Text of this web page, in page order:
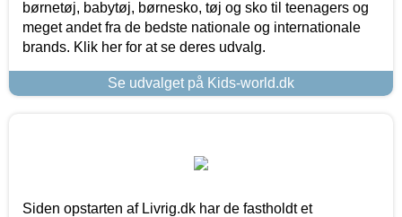
børnetøj, babytøj, børnesko, tøj og sko til teenagers og
meget andet fra de bedste nationale og internationale
brands. Klik her for at se deres udvalg.
Se udvalget på Kids-world.dk
Siden opstarten af Livrig.dk har de fastholdt et